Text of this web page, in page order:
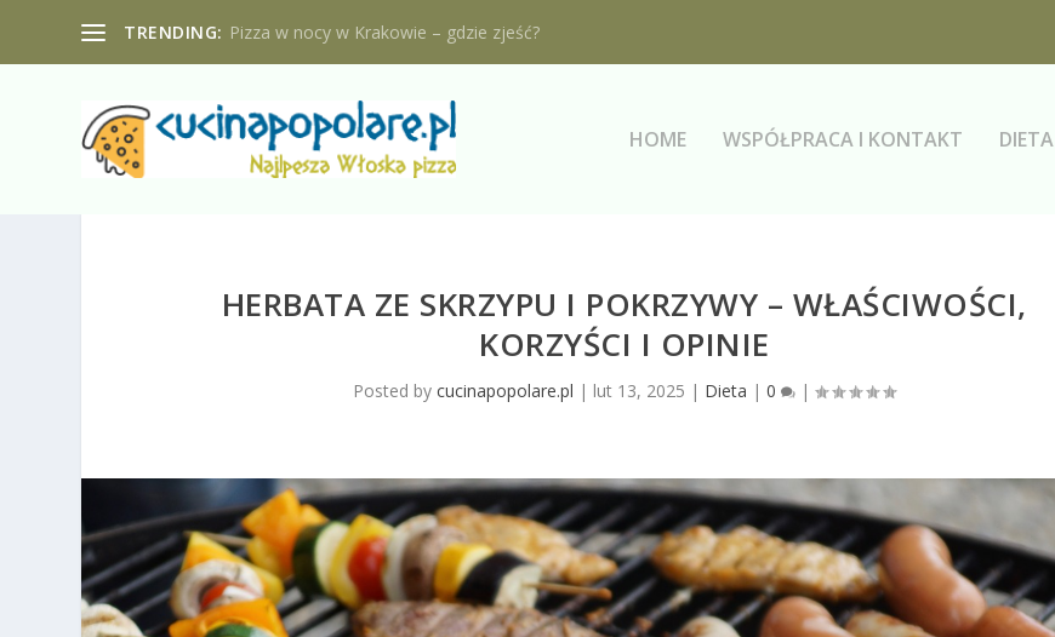
TRENDING: Pizza w nocy w Krakowie – gdzie zjeść?
HOME WSPÓŁPRACA I KONTAKT DIETA
HERBATA ZE SKRZYPU I POKRZYWY – WŁAŚCIWOŚCI,
KORZYŚCI I OPINIE
Posted bycucinapopolare.pl | lut 13, 2025 | Dieta |0 |